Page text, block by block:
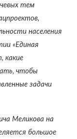
тем
населения
«Единая
какие
чтобы
задачи
Меликова на
большое